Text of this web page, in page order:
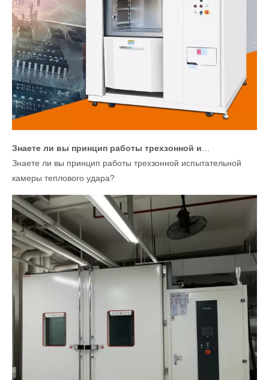
Знаете ли вы принцип работы трехзонной испытательной
камеры теплового удара?